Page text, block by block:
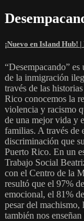
¡Nuevo en Island Hub!
“Desempacando”
de la inmigración
través de las
Rico conocemos la
violencia y racismo
de una mejor vida y
familias. A través de
discriminación que
Puerto Rico. En un
Trabajo Social
con el Centro de la
resultó que el 97%
emocional, el 81%
pesar del machismo,
también nos